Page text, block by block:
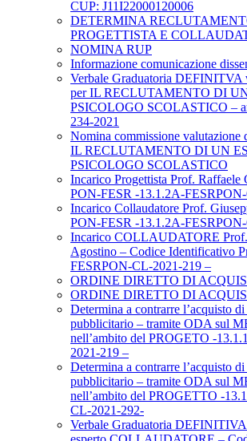
CUP: J11I22000120006
DETERMINA
PROGETTISTA E
NOMINA RUP
Informazione comunicazione
Verbale Graduatoria DEFINITVA
per IL RECLUTAMENTO DI
PSICOLOGO SCOLASTICO –
234-2021
Nomina commissione valutazione
IL RECLUTAMENTO DI UN
PSICOLOGO SCOLASTICO
Incarico Progettista Prof. Raffaele
PON-FESR -13.1.2A-
Incarico Collaudatore Prof.
PON-FESR -13.1.2A-
Incarico COLLAUDATORE
Agostino – Codice Identificativo
FESRPON-CL-2021-219 –
ORDINE DIRETTO DI
ORDINE DIRETTO DI
Determina a contrarre l’acquisto
pubblicitario – tramite ODA sul
nell’ambito del PROGETO -
2021-219 –
Determina a contrarre l’acquisto
pubblicitario – tramite ODA sul
nell’ambito del PROGETTO -
CL-2021-292-
Verbale Graduatoria DEFINITIVA